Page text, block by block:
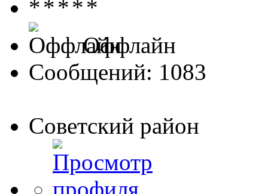
Оффлайн
Сообщений: 1083
Советский район